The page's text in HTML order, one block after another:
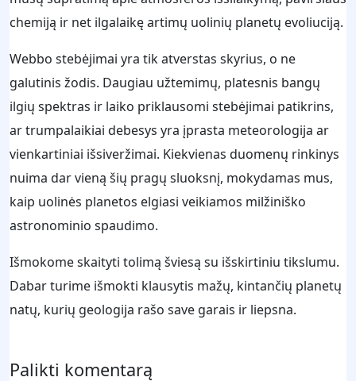
chemiją ir net ilgalaikę artimų uolinių planetų evoliuciją.
Webbo stebėjimai yra tik atverstas skyrius, o ne
galutinis žodis. Daugiau užtemimų, platesnis bangų
ilgių spektras ir laiko priklausomi stebėjimai patikrins,
ar trumpalaikiai debesys yra įprasta meteorologija ar
vienkartiniai išsiveržimai. Kiekvienas duomenų rinkinys
nuima dar vieną šių pragų sluoksnį, mokydamas mus,
kaip uolinės planetos elgiasi veikiamos milžiniško
astronominio spaudimo.
Išmokome skaityti tolimą šviesą su išskirtiniu tikslumu.
Dabar turime išmokti klausytis mažų, kintančių planetų
natų, kurių geologija rašo save garais ir liepsna.
Palikti komentarą